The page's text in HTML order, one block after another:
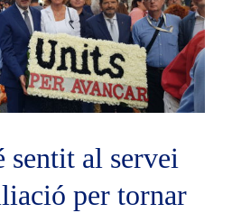
sentit al servei
per tornar